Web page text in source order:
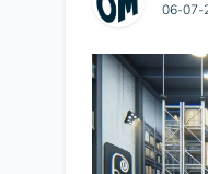
06-07-